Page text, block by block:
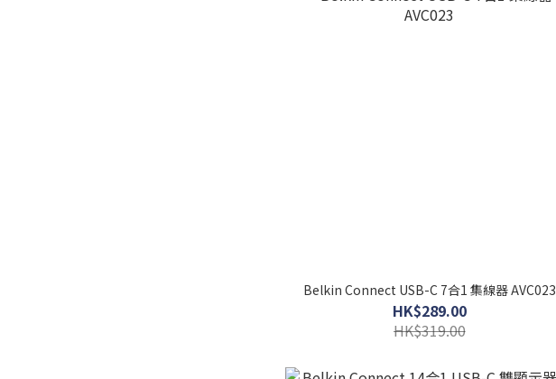
Belkin Connect USB-C 7合1 集線器 AVC023
HK$289.00
HK$319.00